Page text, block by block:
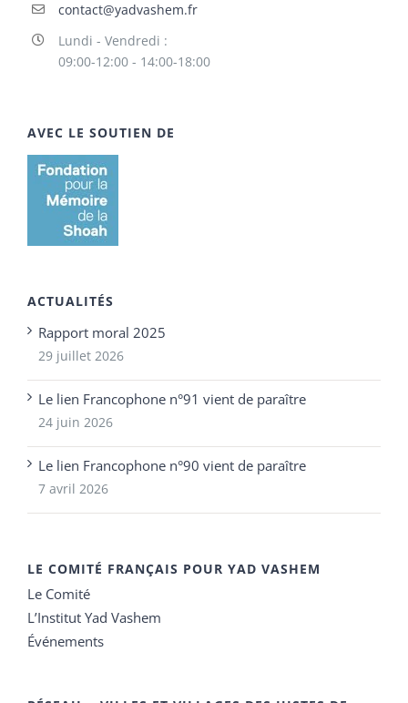
contact@yadvashem.fr
Lundi - Vendredi :
09:00-12:00 - 14:00-18:00
AVEC LE SOUTIEN DE
ACTUALITÉS
Rapport moral 2025
29 juillet 2026
Le lien Francophone n°91 vient de paraître
24 juin 2026
Le lien Francophone n°90 vient de paraître
7 avril 2026
LE COMITÉ FRANÇAIS POUR YAD VASHEM
Le Comité
L’Institut Yad Vashem
Événements